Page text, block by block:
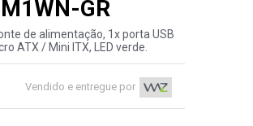
GR
de alimentação, 1x porta USB
ATX / Mini ITX, LED verde.
Vendido e entregue por